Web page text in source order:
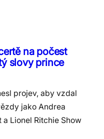
na počest
slovy prince
projev, aby vzdal
jako Andrea
a Lionel Ritchie Show